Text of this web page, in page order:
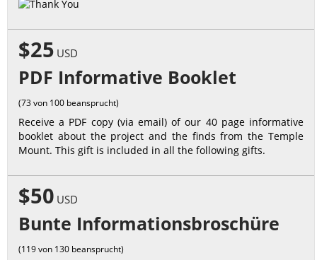
$25 USD
PDF Informative Booklet
(73 von 100 beansprucht)
Receive a PDF copy (via email) of our 40 page informative
booklet about the project and the finds from the Temple
Mount. This gift is included in all the following gifts.
$50 USD
Bunte Informationsbroschüre
(119 von 130 beansprucht)